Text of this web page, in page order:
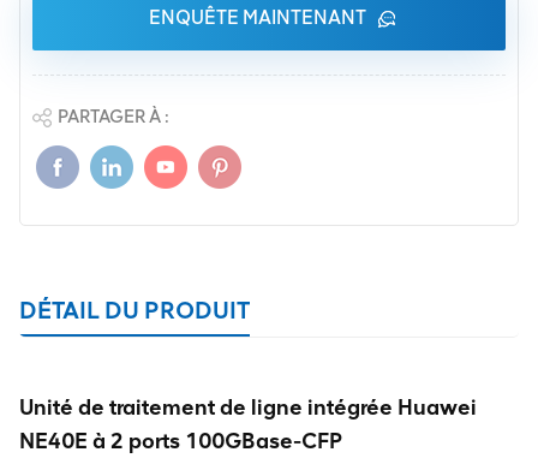
ENQUÊTE MAINTENANT
PARTAGER À :
DÉTAIL DU PRODUIT
Unité de traitement de ligne intégrée Huawei
NE40E à 2 ports 100GBase-CFP